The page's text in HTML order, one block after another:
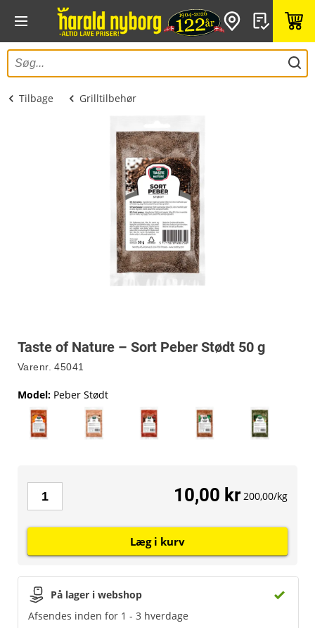
Tilbage Grilltilbehør
Taste of Nature – Sort Peber Stødt 50 g
Varenr. 45041
Model: Peber Stødt
På lager i webshop
Afsendes inden for 1 - 3 hverdage
10,00 kr 200,00/kg
Læg i kurv